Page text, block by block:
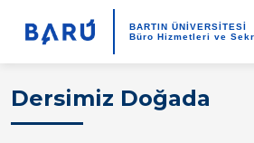
BARTIN ÜNİVERSİTESİ
Büro Hizmetleri ve
Dersimiz Doğada